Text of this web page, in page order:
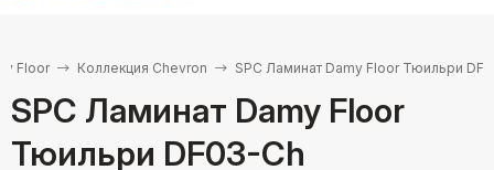
Floor Коллекция Chevron SPC Ламинат Damy Floor Тюильри
SPC Ламинат Damy Floor
Тюильри DF03-Ch